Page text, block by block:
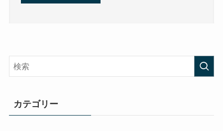
カテゴリー